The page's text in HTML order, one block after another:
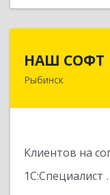
НАШ СОФТ
Рыбинск
Клиентов на
1С:Специалист
152903,